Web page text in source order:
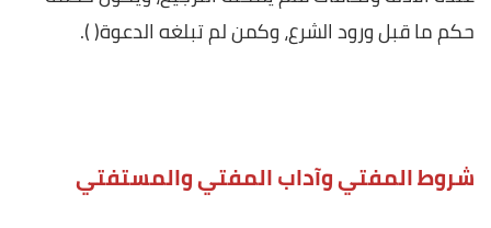
حكم ما قبل ورود الشرع، وكمن لم تبلغه الدعوة( ).
شروط المفتي وآداب المفتي والمستفتي